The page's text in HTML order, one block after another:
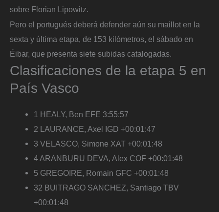
sobre Florian Lipowitz.
Pero el portugués deberá defender aún su maillot en la
sexta y última etapa, de 153 kilómetros, el sábado en
Éibar, que presenta siete subidas catalogadas.
Clasificaciones de la etapa 5 en
País Vasco
1 HEALY, Ben EFE 3:55:57
2 LAURANCE, Axel IGD +00:01:47
3 VELASCO, Simone XAT +00:01:48
4 ARANBURU DEVA, Alex COF +00:01:48
5 GREGOIRE, Romain GFC +00:01:48
32 BUITRAGO SANCHEZ, Santiago TBV
+00:01:48